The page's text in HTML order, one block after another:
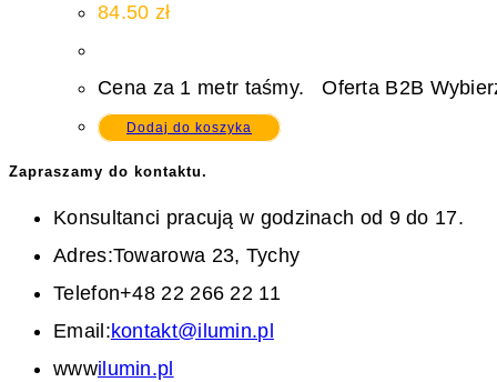
84.50 zł
Cena za 1 metr taśmy. Oferta B2B
Dodaj do koszyka
Zapraszamy do kontaktu.
Konsultanci pracują w godzinach od 9 do 17.
Adres:Towarowa 23, Tychy
Telefon+48 22 266 22 11
Email:kontakt@ilumin.plOpens
wwwilumin.pl